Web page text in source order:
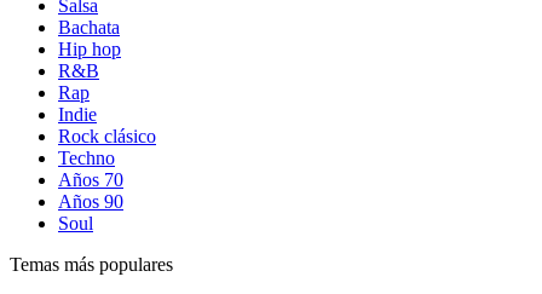
Salsa
Bachata
Hip hop
R&B
Rap
Indie
Rock clásico
Techno
Años 70
Años 90
Soul
Temas más populares